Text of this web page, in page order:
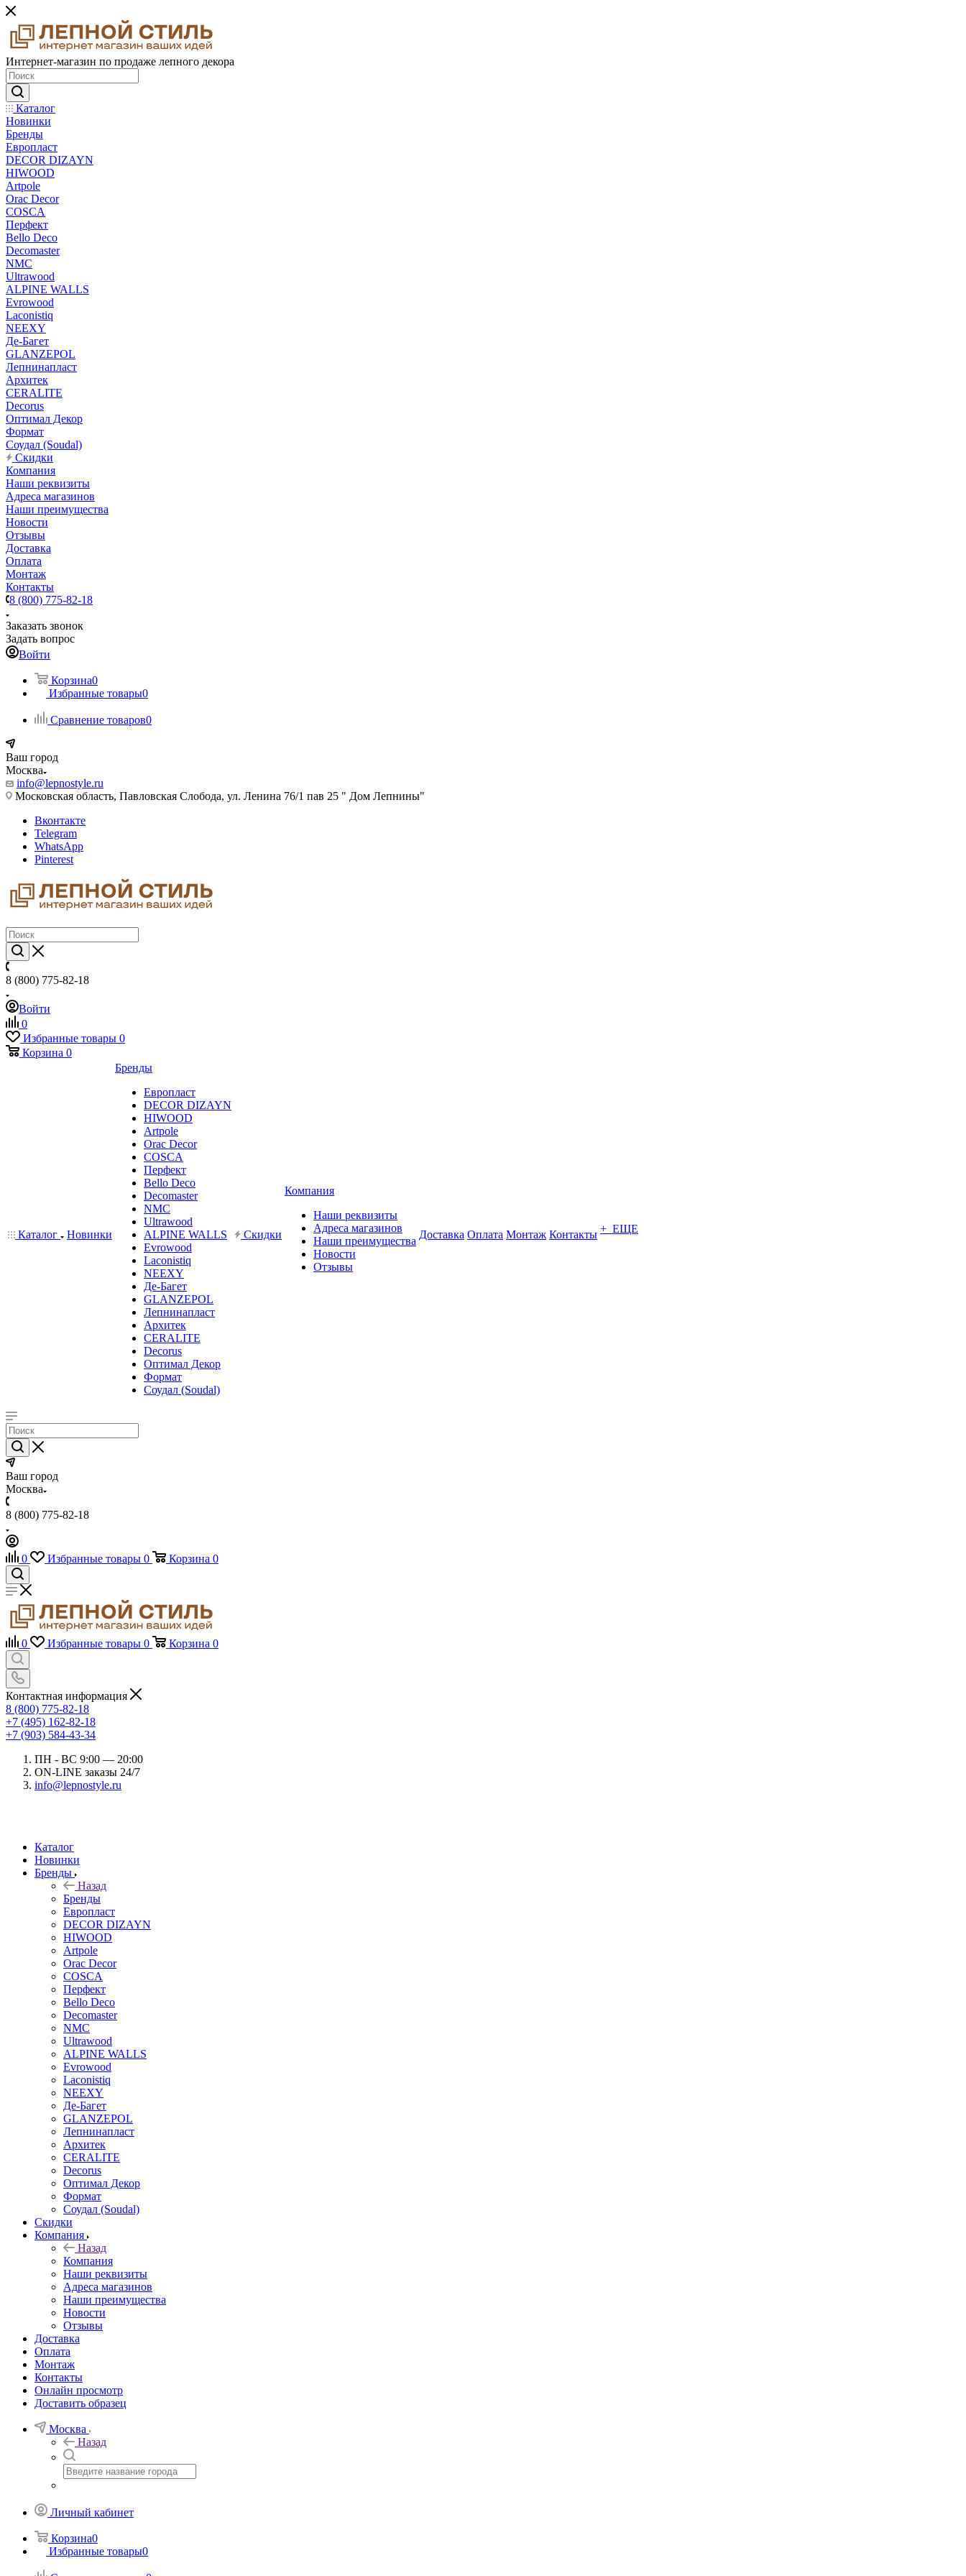
Интернет-магазин по продаже лепного декора
Каталог
Новинки
Бренды
Европласт
DECOR DIZAYN
HIWOOD
Artpole
Orac Decor
COSCA
Перфект
Bello Deco
Decomaster
NMС
Ultrawood
ALPINE WALLS
Evrowood
Laconistiq
NEEXY
Де-Багет
GLANZEPOL
Лепнинапласт
Архитек
CERALITE
Decorus
Оптимал Декор
Формат
Соудал (Soudal)
Скидки
Компания
Наши реквизиты
Адреса магазинов
Наши преимущества
Новости
Отзывы
Доставка
Оплата
Монтаж
Контакты
8 (800) 775-82-18
Заказать звонок
Задать вопрос
Войти
Корзина0
Избранные товары0
Сравнение товаров0
Ваш город
Москва
info@lepnostyle.ru
Московская область, Павловская Слобода, ул. Ленина 76/1 пав 25 " Дом Лепнины"
Вконтакте
Telegram
WhatsApp
Pinterest
8 (800) 775-82-18
Войти
0
Избранные товары 0
Корзина 0
Каталог Новинки
Бренды
Европласт
DECOR DIZAYN
HIWOOD
Artpole
Orac Decor
COSCA
Перфект
Bello Deco
Decomaster
NMС
Ultrawood
ALPINE WALLS
Evrowood
Laconistiq
NEEXY
Де-Багет
GLANZEPOL
Лепнинапласт
Архитек
CERALITE
Decorus
Оптимал Декор
Формат
Соудал (Soudal)
Скидки
Компания
Наши реквизиты
Адреса магазинов
Наши преимущества
Новости
Отзывы
Доставка Оплата Монтаж Контакты + ЕЩЕ
Ваш город
Москва
8 (800) 775-82-18
0 Избранные товары 0 Корзина 0
0 Избранные товары 0 Корзина 0
Контактная информация
8 (800) 775-82-18
+7 (495) 162-82-18
+7 (903) 584-43-34
ПН - ВС 9:00 — 20:00
ON-LINE заказы 24/7
info@lepnostyle.ru
Каталог
Новинки
Бренды
Назад
Бренды
Европласт
DECOR DIZAYN
HIWOOD
Artpole
Orac Decor
COSCA
Перфект
Bello Deco
Decomaster
NMС
Ultrawood
ALPINE WALLS
Evrowood
Laconistiq
NEEXY
Де-Багет
GLANZEPOL
Лепнинапласт
Архитек
CERALITE
Decorus
Оптимал Декор
Формат
Соудал (Soudal)
Скидки
Компания
Назад
Компания
Наши реквизиты
Адреса магазинов
Наши преимущества
Новости
Отзывы
Доставка
Оплата
Монтаж
Контакты
Онлайн просмотр
Доставить образец
Москва
Назад
Личный кабинет
Корзина0
Избранные товары0